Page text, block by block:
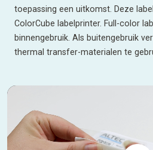
toepassing een uitkomst. Deze
ColorCube labelprinter. Full-color
binnengebruik. Als buitengebruik
thermal transfer-materialen te